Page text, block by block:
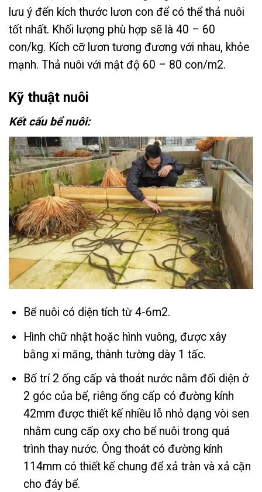
lưu ý đến kích thước lươn con để có thể thả nuôi
tốt nhất. Khối lượng phù hợp sẽ là 40 – 60
con/kg. Kích cỡ lươn tương đương với nhau, khỏe
mạnh. Thả nuôi với mật độ 60 – 80 con/m2.
Kỹ thuật nuôi
Kết cấu bể nuôi:
Bể nuôi có diện tích từ 4-6m2.
Hình chữ nhật hoặc hình vuông, được xây
bằng xi măng, thành tường dày 1 tấc.
Bố trí 2 ống cấp và thoát nước nằm đối diện ở
2 góc của bể, riêng ống cấp có đường kính
42mm được thiết kế nhiều lỗ nhỏ dạng vòi sen
nhằm cung cấp oxy cho bể nuôi trong quá
trình thay nước. Ông thoát có đường kính
114mm có thiết kế chung để xả tràn và xả cặn
cho đáy bể.